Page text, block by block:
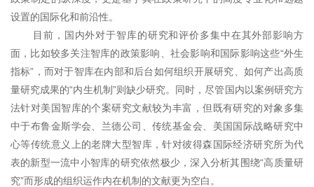
设置的国际化和前沿性。
目前，国内外对于智库的研究和评价多集中在其外部影响方
面，比如较多关注智库的政策影响、社会影响和国际影响这些“外生
指标”，而对于智库在内部和后台如何组织开展研究、如何产出高质
量研究成果的“内生机制”则缺少研究。同时，尽管国内以案例研究方
法针对美国智库的个案研究文献较为丰富，但既有研究的对象多集
中于布鲁金斯学会、兰德公司、传统基金会、美国国际战略研究中
心等传统意义上的老牌大型智库，针对彼得森国际经济研究所为代
表的新型一流中小智库的研究依然极少，深入分析其围绕“高质量研
究”而形成的组织运作内在机制的文献更为空白。